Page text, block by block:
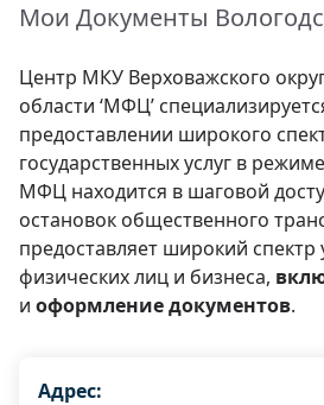
Мои Документы
Центр МКУ Верховажского
области ‘МФЦ’
предоставлении широкого
государственных услуг в
МФЦ находится в шаговой
остановок общественного
предоставляет широкий спектр
физических лиц и бизнеса,
и оформление документов.
Адрес: